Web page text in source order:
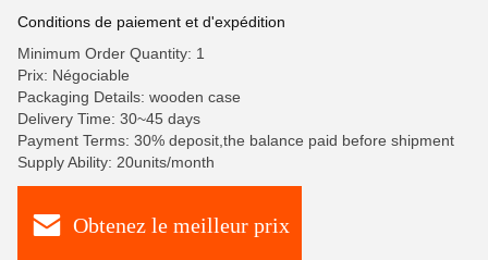
Conditions de paiement et d'expédition
Minimum Order Quantity: 1
Prix: Négociable
Packaging Details: wooden case
Delivery Time: 30~45 days
Payment Terms: 30% deposit,the balance paid before shipment
Supply Ability: 20units/month
Obtenez le meilleur prix